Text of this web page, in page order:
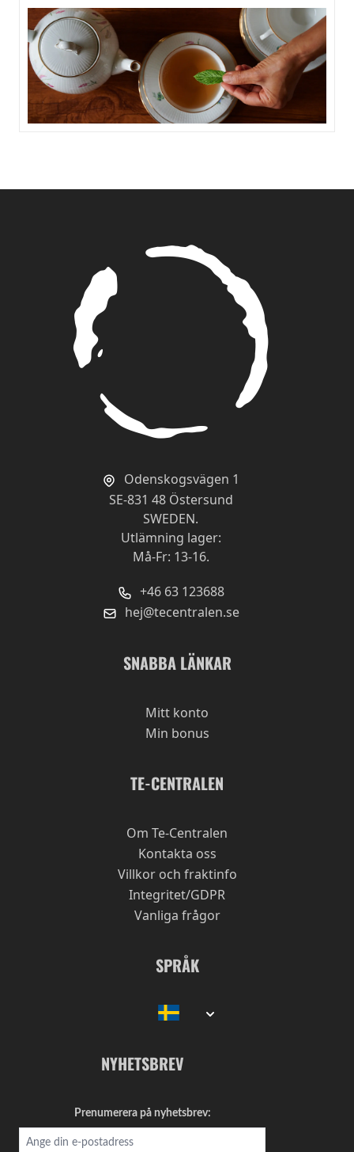
Odenskogsvägen 1
SE-831 48 Östersund
SWEDEN.
Utlämning lager:
Må-Fr: 13-16.
+46 63 123688
hej@tecentralen.se
SNABBA LÄNKAR
Mitt konto
Min bonus
TE-CENTRALEN
Om Te-Centralen
Kontakta oss
Villkor och fraktinfo
Integritet/GDPR
Vanliga frågor
SPRÅK
NYHETSBREV
Prenumerera på nyhetsbrev: